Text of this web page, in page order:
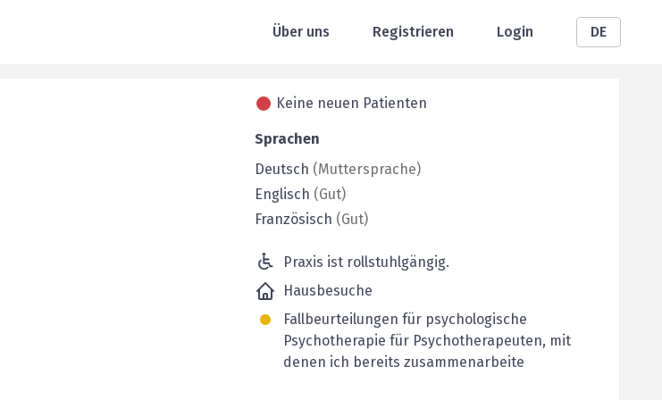
Über uns Registrieren Login DE
Keine neuen Patienten
Sprachen
Deutsch (Muttersprache)
Englisch (Gut)
Französisch (Gut)
Praxis ist rollstuhlgängig.
Hausbesuche
Fallbeurteilungen für psychologische
Psychotherapie für Psychotherapeuten, mit
denen ich bereits zusammenarbeite